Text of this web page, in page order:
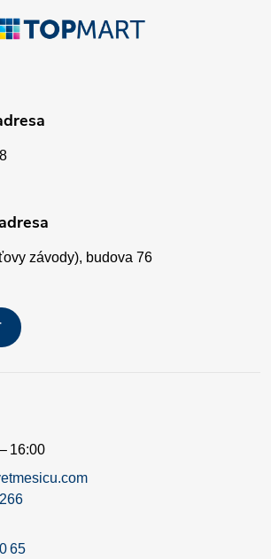
závody), budova 76
16:00
65